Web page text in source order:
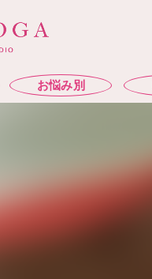
お悩み別